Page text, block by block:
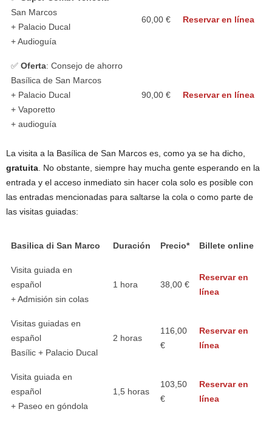
San Marcos
+ Palacio Ducal
+ Audioguía
60,00 € Reservar en línea
✅ Oferta: Consejo de ahorro
Basílica de San Marcos
+ Palacio Ducal
+ Vaporetto
+ audioguía
90,00 € Reservar en línea
La visita a la Basílica de San Marcos es, como ya se ha dicho,
gratuita . No obstante, siempre hay mucha gente esperando en la
entrada y el acceso inmediato sin hacer cola solo es posible con
las entradas mencionadas para saltarse la cola o como parte de
las visitas guiadas:
Basilica di San Marco Duración Precio* Billete online
Visita guiada en
español
+ Admisión sin colas
1 hora 38,00 €
Reservar en
línea
Visitas guiadas en
español
Basílic + Palacio Ducal
2 horas
116,00
€
Reservar en
línea
Visita guiada en
español
+ Paseo en góndola
1,5 horas
103,50
€
Reservar en
línea